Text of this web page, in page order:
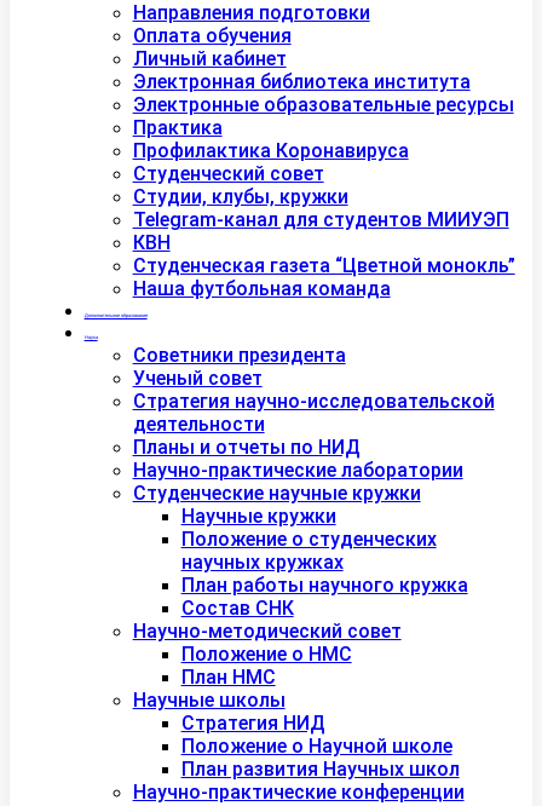
Направления подготовки
Оплата обучения
Личный кабинет
Электронная библиотека института
Электронные образовательные ресурсы
Практика
Профилактика Коронавируса
Студенческий совет
Студии, клубы, кружки
Telegram-канал для студентов МИИУЭП
КВН
Студенческая газета “Цветной монокль”
Наша футбольная команда
Дополнительное образование
Наука
Советники президента
Ученый совет
Стратегия научно-исследовательской
деятельности
Планы и отчеты по НИД
Научно-практические лаборатории
Студенческие научные кружки
Научные кружки
Положение о студенческих
научных кружках
План работы научного кружка
Состав СНК
Научно-методический совет
Положение о НМС
План НМС
Научные школы
Стратегия НИД
Положение о Научной школе
План развития Научных школ
Научно-практические конференции